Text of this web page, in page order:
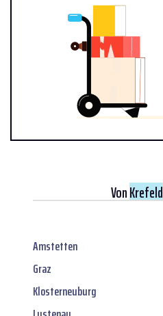
VonKrefeld
Amstetten
Graz
Klosterneuburg